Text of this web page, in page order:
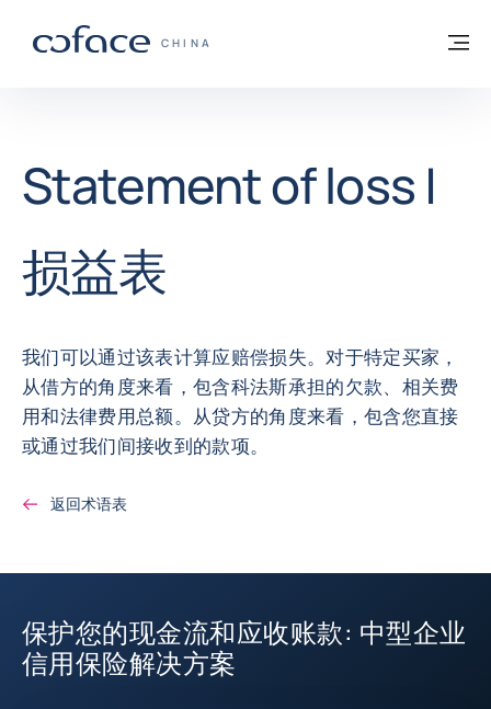
科法斯：携手共创安全贸易 - 首页
CHINA
返回首页
Statement of loss |
损益表
我们可以通过该表计算应赔偿损失。对于特定买家，
从借方的角度来看，包含科法斯承担的欠款、相关费
用和法律费用总额。从贷方的角度来看，包含您直接
或通过我们间接收到的款项。
返回术语表
保护您的现金流和应收账款: 中型企业
信用保险解决方案